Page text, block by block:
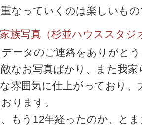
なっていくのは楽しいも
族写真（杉並ハウススタジ
ータのご連絡をありがと
なお写真ばかり、また我家
雰囲気に仕上がっており、
ります。
もう12年経ったのか、と